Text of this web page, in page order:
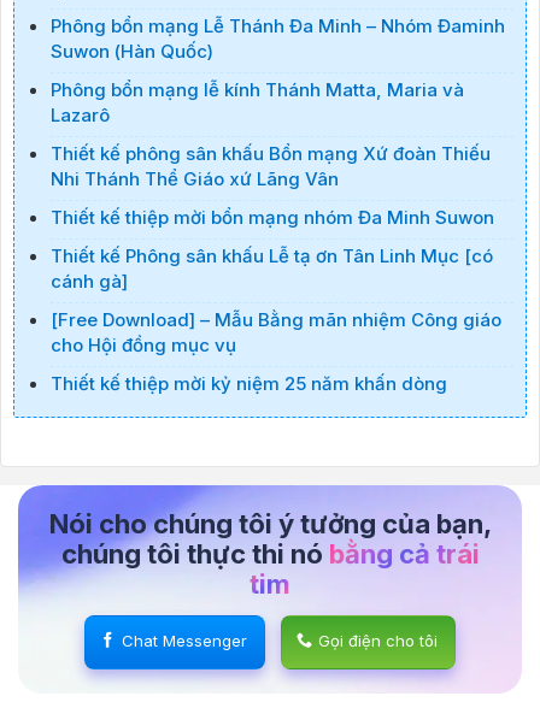
Phông bổn mạng Lễ Thánh Đa Minh – Nhóm Đaminh
Suwon (Hàn Quốc)
Phông bổn mạng lễ kính Thánh Matta, Maria và
Lazarô
Thiết kế phông sân khấu Bổn mạng Xứ đoàn Thiếu
Nhi Thánh Thể Giáo xứ Lãng Vân
Thiết kế thiệp mời bổn mạng nhóm Đa Minh Suwon
Thiết kế Phông sân khấu Lễ tạ ơn Tân Linh Mục [có
cánh gà]
[Free Download] – Mẫu Bằng mãn nhiệm Công giáo
cho Hội đồng mục vụ
Thiết kế thiệp mời kỷ niệm 25 năm khấn dòng
Nói cho chúng tôi ý tưởng của bạn,
chúng tôi thực thi nó bằng cả trái
tim
Chat Messenger Gọi điện cho tôi